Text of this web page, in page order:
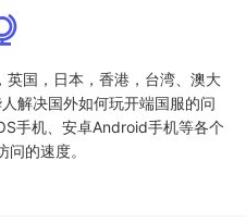
国，日本，香港，台湾、澳大
解决国外如何玩开端国服的问
手机、安卓Android手机等各个
问的速度。